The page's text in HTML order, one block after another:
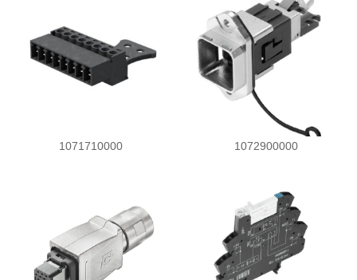
1071710000 1072900000